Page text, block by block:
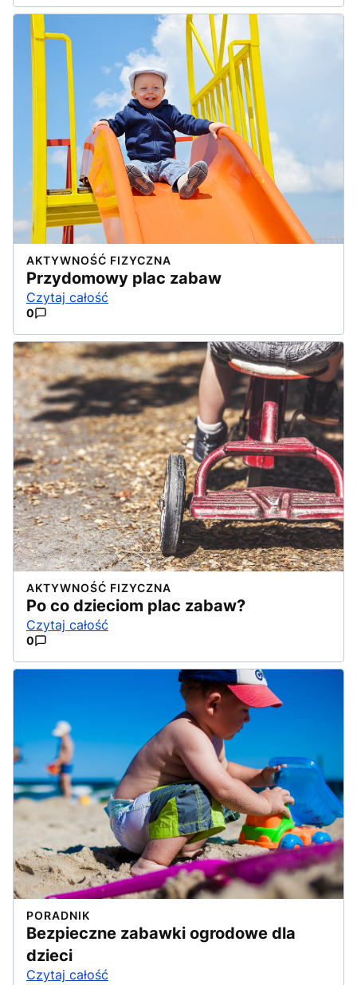
AKTYWNOŚĆ FIZYCZNA
Przydomowy plac zabaw
Czytaj całość
0
AKTYWNOŚĆ FIZYCZNA
Po co dzieciom plac zabaw?
Czytaj całość
0
PORADNIK
Bezpieczne zabawki ogrodowe dla
dzieci
Czytaj całość